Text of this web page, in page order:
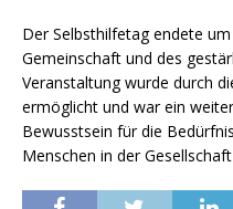
Der Selbsthilfetag endete
Gemeinschaft und des
Veranstaltung wurde durch
ermöglicht und war ein
Bewusstsein für die
Menschen in der